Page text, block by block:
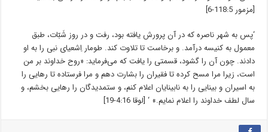
[مزمور 118:5-6]
‘پس به شهر ناصره که در آن پرورش یافته بود، رفت و در روز شَبّات، طبق
معمول به کنیسه درآمد. و برخاست تا تلاوت کند. طومار اِشعیای نبی را به او
دادند. چون آن را گشود، قسمتی را یافت که می‌فرماید: «روح خداوند بر من
است، زیرا مرا مسح کرده تا فقیران را بشارت دهم و مرا فرستاده تا رهایی را
به اسیران و بینایی را به نابینایان اعلام کنم، و ستمدیدگان را رهایی بخشم، و
سال لطف خداوند را اعلام نمایم.» ‘ [لوقا 4:16-19]